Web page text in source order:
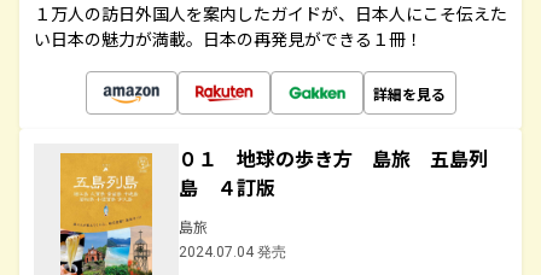
１万人の訪日外国人を案内したガイドが、日本人にこそ伝えた
い日本の魅力が満載。日本の再発見ができる１冊！
詳細を見る
０１ 地球の歩き方 島旅 五島列
島 ４訂版
島旅
2024.07.04 発売